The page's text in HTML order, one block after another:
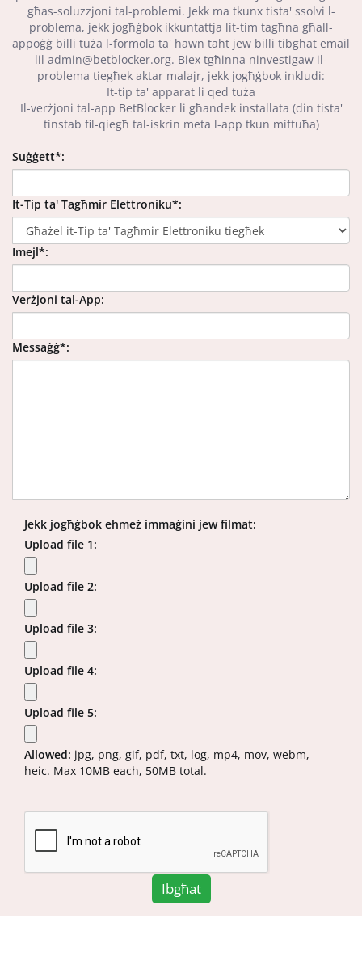
għas-soluzzjoni tal-problemi. Jekk ma tkunx tista' ssolvi l-
problema, jekk jogħġbok ikkuntattja lit-tim tagħna għall-
appoġġ billi tuża l-formola ta' hawn taħt jew billi tibgħat email
lil admin@betblocker.org. Biex tgħinna ninvestigaw il-
problema tiegħek aktar malajr, jekk jogħġbok inkludi:
It-tip ta' apparat li qed tuża
Il-verżjoni tal-app BetBlocker li għandek installata (din tista'
tinstab fil-qiegħ tal-iskrin meta l-app tkun miftuħa)
Suġġett*:
It-Tip ta' Tagħmir Elettroniku*:
Imejl*:
Verżjoni tal-App:
Messaġġ*:
Jekk jogħġbok ehmeż immaġini jew filmat:
Upload file 1:
Upload file 2:
Upload file 3:
Upload file 4:
Upload file 5:
Allowed: jpg, png, gif, pdf, txt, log, mp4, mov, webm,
heic. Max 10MB each, 50MB total.
Ibgħat